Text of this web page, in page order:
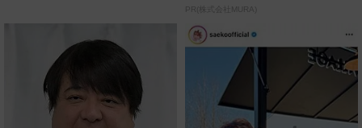
PR(株式会社MURA)